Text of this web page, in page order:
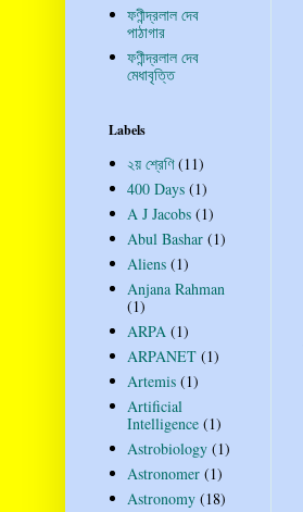
ফণীন্দ্রলাল দেব
পাঠাগার
ফণীন্দ্রলাল দেব
মেধাবৃত্তি
Labels
২য় শ্রেণি (11)
400 Days (1)
A J Jacobs (1)
Abul Bashar (1)
Aliens (1)
Anjana Rahman
(1)
ARPA (1)
ARPANET (1)
Artemis (1)
Artificial
Intelligence (1)
Astrobiology (1)
Astronomer (1)
Astronomy (18)